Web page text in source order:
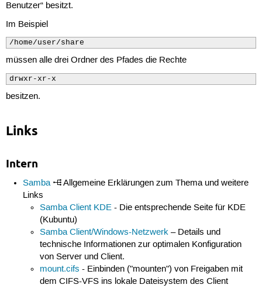
Benutzer“ besitzt.
Im Beispiel
/home/user/share
müssen alle drei Ordner des Pfades die Rechte
drwxr-xr-x
besitzen.
Links
Intern
Samba
Allgemeine Erklärungen zum Thema und weitere
Links
Samba Client KDE - Die entsprechende Seite für KDE
(Kubuntu)
Samba Client/Windows-Netzwerk – Details und
technische Informationen zur optimalen Konfiguration
von Server und Client.
mount.cifs - Einbinden ("mounten") von Freigaben mit
dem CIFS-VFS ins lokale Dateisystem des Client